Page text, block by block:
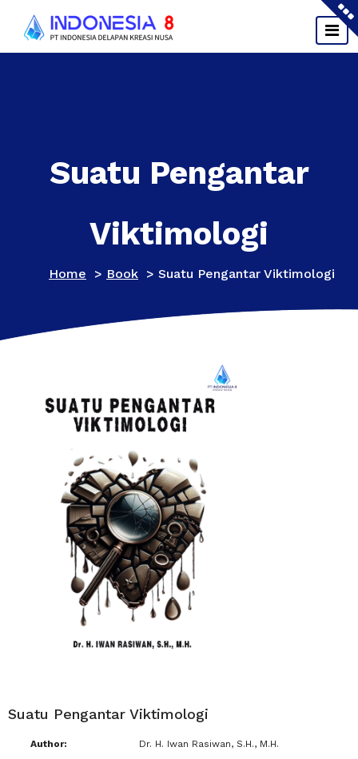
Suatu Pengantar
Viktimologi
Home > Book > Suatu Pengantar Viktimologi
Suatu Pengantar Viktimologi
Author: Dr. H. Iwan Rasiwan, S.H., M.H.